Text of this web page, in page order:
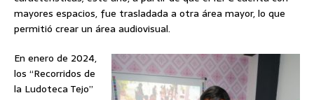
mayores espacios, fue trasladada a otra área mayor, lo que
permitió crear un área audiovisual.
En enero de 2024,
los “Recorridos de
la Ludoteca Tejo”